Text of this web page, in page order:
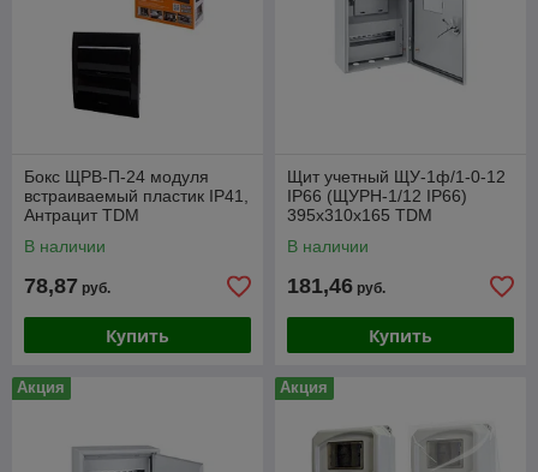
Бокс ЩРВ-П-24 модуля
встраиваемый пластик IP41,
Антрацит TDM
В наличии
78,87 руб.
Купить
Щит учетный ЩУ-1ф/1-0-12
IP66 (ЩУРН-1/12 IP66)
395х310х165 TDM
В наличии
181,46 руб.
Купить
Акция Акция